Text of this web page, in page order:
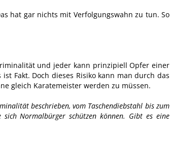
hat gar nichts mit Verfolgungswahn zu tun. So
und jeder kann prinzipiell Opfer einer
Fakt. Doch dieses Risiko kann man durch das
gleich Karatemeister werden zu müssen.
beschrieben, vom Taschendiebstahl bis zum
sich Normalbürger schützen können. Gibt es eine